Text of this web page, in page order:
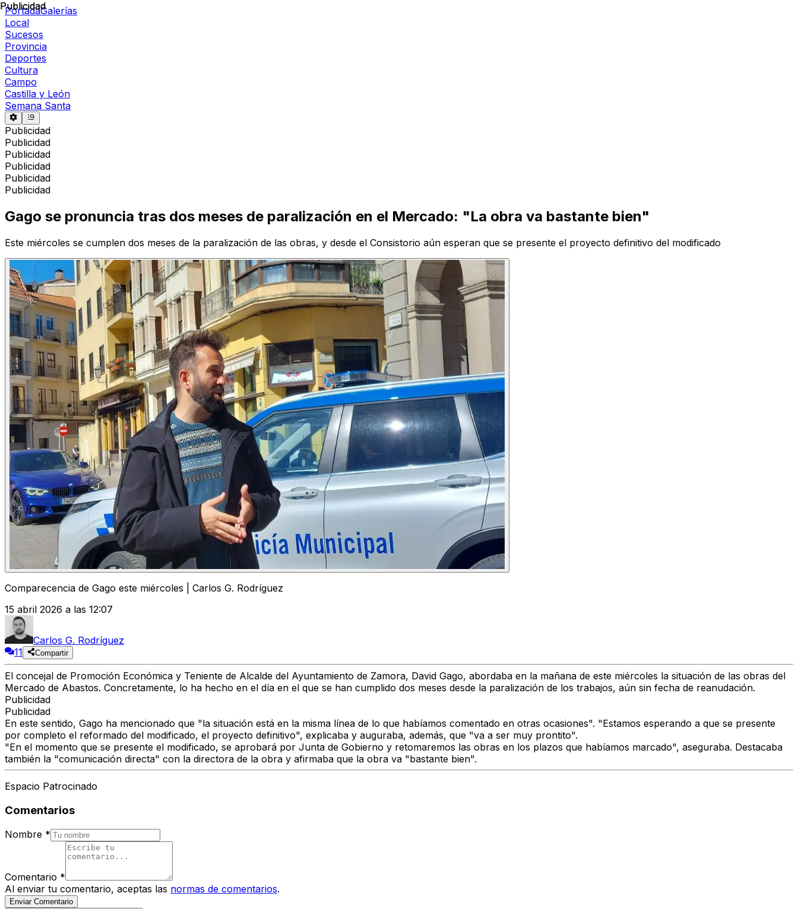
PortadaGalerías
Local
Sucesos
Provincia
Deportes
Cultura
Campo
Castilla y León
Semana Santa
Publicidad
Publicidad
Publicidad
Publicidad
Publicidad
Publicidad
Publicidad
Gago se pronuncia tras dos meses de paralización en el Mercado: "La obra va bastante bien"
Este miércoles se cumplen dos meses de la paralización de las obras, y desde el Consistorio aún esperan que se presente el proyecto definitivo del modificado
Comparecencia de Gago este miércoles | Carlos G. Rodríguez
15 abril 2026 a las 12:07
Carlos G. Rodríguez
11
Compartir
El concejal de Promoción Económica y Teniente de Alcalde del Ayuntamiento de Zamora, David Gago, abordaba en la mañana de este miércoles la situación de las obras del
Mercado de Abastos. Concretamente, lo ha hecho en el día en el que se han cumplido dos meses desde la paralización de los trabajos, aún sin fecha de reanudación.
Publicidad
Publicidad
En este sentido, Gago ha mencionado que "la situación está en la misma línea de lo que habíamos comentado en otras ocasiones". "Estamos esperando a que se presente
por completo el reformado del modificado, el proyecto definitivo", explicaba y auguraba, además, que "va a ser muy prontito".
"En el momento que se presente el modificado, se aprobará por Junta de Gobierno y retomaremos las obras en los plazos que habíamos marcado", aseguraba. Destacaba
también la "comunicación directa" con la directora de la obra y afirmaba que la obra va "bastante bien".
Espacio Patrocinado
Comentarios
Nombre *
Comentario *
Al enviar tu comentario, aceptas las normas de comentarios.
Enviar Comentario
Publicidad